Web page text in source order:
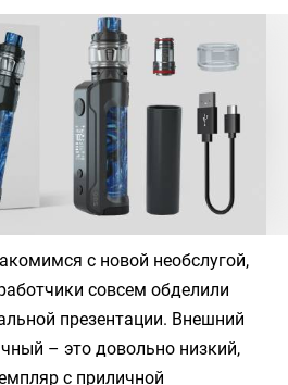
с новой необслугой,
совсем обделили
презентации. Внешний
– это довольно низкий,
с приличной